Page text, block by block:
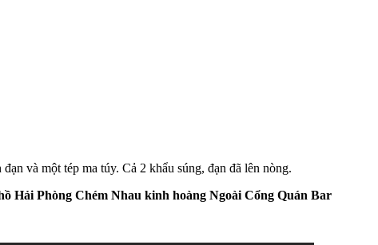
và một tép m‌a tú‌y. Cả 2 khẩu súng, đạn đã lên nòng.
Hải Phòng Chém Nhau kinh hoàng Ngoài Cổng Quán Bar